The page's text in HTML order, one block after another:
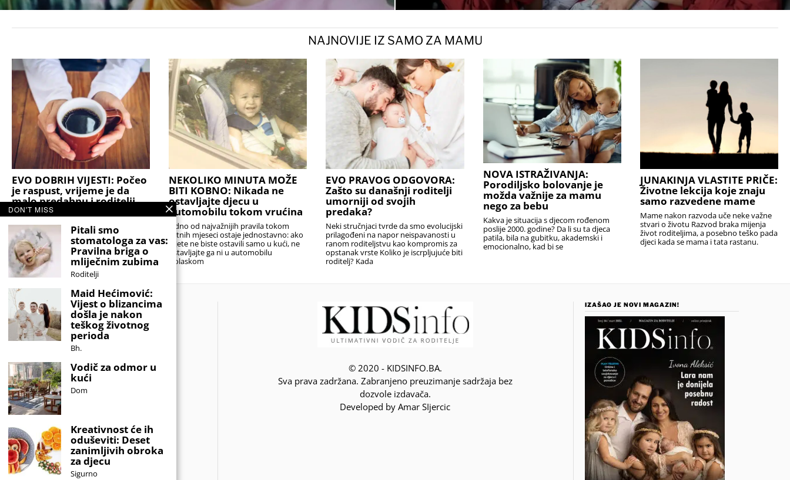
NAJNOVIJE IZ SAMO ZA MAMU
EVO DOBRIH VIJESTI: Počeo
je raspust, vrijeme je da
malo predahnu i roditelji
Posljednje ocjene su zaključene, školske
torbe odložene, a alarmi za rano
ustajanje konačno mogu malo
pričekati. Za mnoge učenike početak
ljetnog raspusta predstavlja dugo
NEKOLIKO MINUTA MOŽE
BITI KOBNO: Nikada ne
ostavljajte djecu u
automobilu tokom vrućina
Jedno od najvažnijih pravila tokom
ljetnih mjeseci ostaje jednostavno: ako
dijete ne biste ostavili samo u kući, ne
ostavljajte ga ni u automobilu
Dolaskom
EVO PRAVOG ODGOVORA:
Zašto su današnji roditelji
umorniji od svojih
predaka?
Neki stručnjaci tvrde da smo evolucijski
prilagođeni na napor neispavanosti u
ranom roditeljstvu kao kompromis za
opstanak vrste Koliko je iscrpljujuće biti
roditelj? Kada
NOVA ISTRAŽIVANJA:
Porodiljsko bolovanje je
možda važnije za mamu
nego za bebu
Kakva je situacija s djecom rođenom
poslije 2000. godine? Da li su ta djeca
patila, bila na gubitku, akademski i
emocionalno, kad bi se
JUNAKINJA VLASTITE PRIČE:
Životne lekcija koje znaju
samo razvedene mame
Mame nakon razvoda uče neke važne
stvari o životu Razvod braka mijenja
život roditeljima, a posebno teško pada
djeci kada se mama i tata rastanu.
© 2020 - KIDSINFO.BA.
Sva prava zadržana. Zabranjeno preuzimanje sadržaja bez
dozvole izdavača.
Developed by Amar SIjercic
IZAŠAO JE NOVI MAGAZIN!
DON'T MISS
Pitali smo
stomatologa za vas:
Pravilna briga o
mliječnim zubima
Roditelji
Maid Hećimović:
Vijest o blizancima
došla je nakon
teškog životnog
perioda
Bh.
Vodič za odmor u
kući
Dom
Kreativnost će ih
oduševiti: Deset
zanimljivih obroka
za djecu
Sigurno